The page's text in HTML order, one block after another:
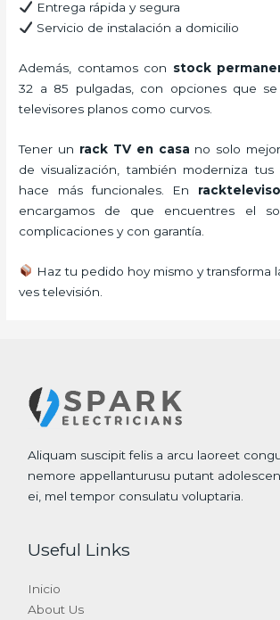
Entrega rápida y segura
Servicio de instalación a domicilio
Además, contamos con stock
32 a 85 pulgadas, con opciones que
televisores planos como curvos.
Tener un rack TV en casa no solo
de visualización, también moderniza
hace más funcionales. En
encargamos de que encuentres el
complicaciones y con garantía.
Haz tu pedido hoy mismo y transforma
ves televisión.
Aliquam suscipit felis a arcu laoreet
nemore appellanturusu putant
ei, mel tempor consulatu voluptaria.
Useful Links
Inicio
About Us